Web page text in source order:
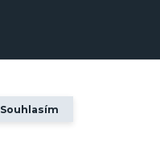
Souhlasím